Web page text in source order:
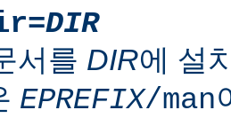
DIR
서를 DIR에 설
EPREFIX/man